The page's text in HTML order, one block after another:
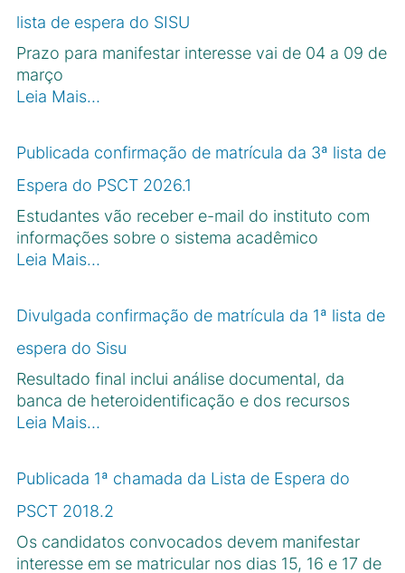
lista de espera do SISU
Prazo para manifestar interesse vai de 04 a 09 de
março
Leia Mais…
Publicada confirmação de matrícula da 3ª lista de
Espera do PSCT 2026.1
Estudantes vão receber e-mail do instituto com
informações sobre o sistema acadêmico
Leia Mais…
Divulgada confirmação de matrícula da 1ª lista de
espera do Sisu
Resultado final inclui análise documental, da
banca de heteroidentificação e dos recursos
Leia Mais…
Publicada 1ª chamada da Lista de Espera do
PSCT 2018.2
Os candidatos convocados devem manifestar
interesse em se matricular nos dias 15, 16 e 17 de